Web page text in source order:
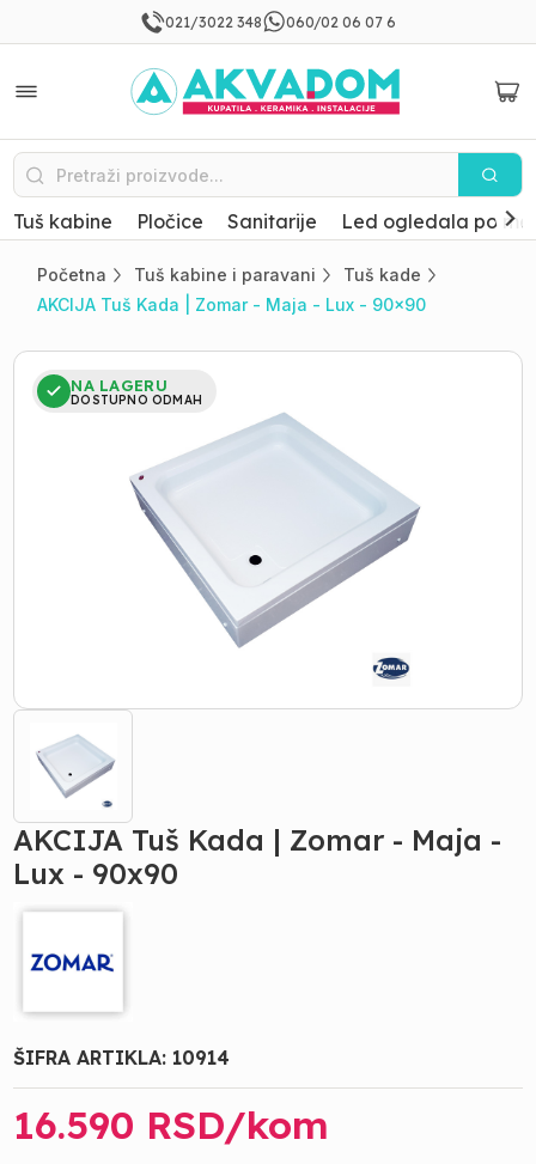
021/3022 348 060/02 06 07 6
Tuš kabine Pločice Sanitarije Led ogledala po
Početna Tuš kabine i paravani
Tuš kade
AKCIJA Tuš Kada | Zomar - Maja - Lux - 90x90
NA LAGERU
DOSTUPNO ODMAH
AKCIJA Tuš Kada | Zomar - Maja -
Lux - 90x90
ŠIFRA ARTIKLA: 10914
16.590 RSD/kom